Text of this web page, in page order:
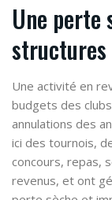
Une perte
structures
Une activité en
budgets des
annulations des
ici des tournois,
concours, repas,
revenus, et ont